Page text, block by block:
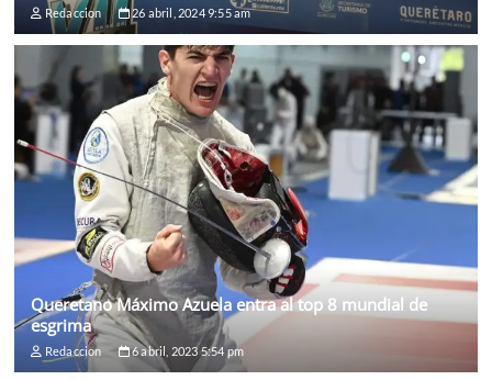
Redaccion 26 abril, 2024 9:55 am
Queretano Máximo Azuela entra al top 8 mundial de
esgrima
Redaccion 6 abril, 2023 5:54 pm